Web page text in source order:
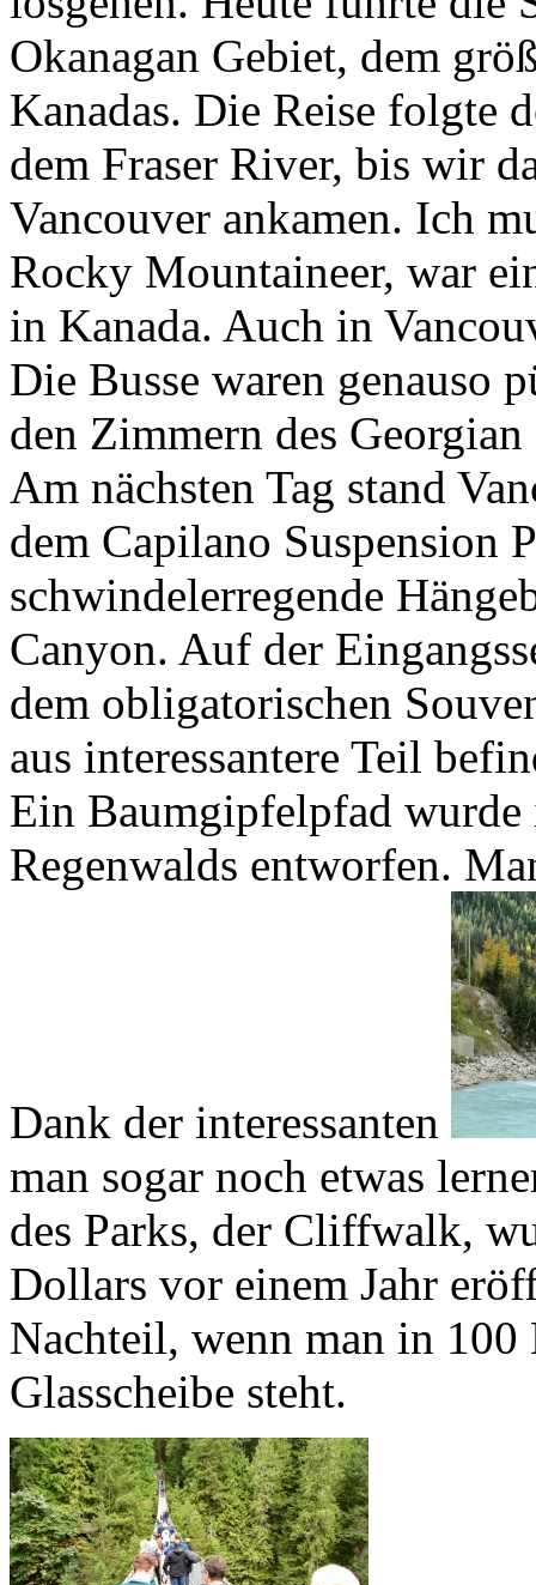
Okanagan Gebiet, dem
Kanadas. Die Reise folgte
dem Fraser River, bis wir
Vancouver ankamen. Ich
Rocky Mountaineer, war
in Kanada. Auch in
Die Busse waren genauso
den Zimmern des
Am nächsten Tag stand
dem Capilano Suspension
schwindelerregende
Canyon. Auf der
dem obligatorischen
aus interessantere Teil
Ein Baumgipfelpfad wurde
Regenwalds entworfen.
Dank der interessanten
man sogar noch etwas
des Parks, der Cliffwalk,
Dollars vor einem Jahr
Nachteil, wenn man in
Glasscheibe steht.